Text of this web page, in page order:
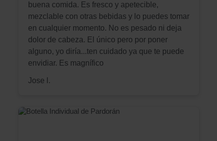
buena comida. Es fresco y apetecible,
mezclable con otras bebidas y lo puedes tomar
en cualquier momento. No es pesado ni deja
dolor de cabeza. El único pero por poner
alguno, yo diría...ten cuidado ya que te puede
envidiar. Es magnífico
Jose l.